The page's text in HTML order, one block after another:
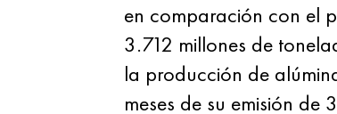
en comparación con el
3.712 millones de
la producción de
meses de su emisión